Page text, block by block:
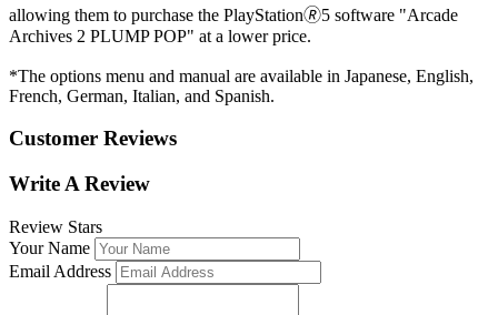
allowing them to purchase the PlayStation🄬5 software "Arcade
Archives 2 PLUMP POP" at a lower price.
*The options menu and manual are available in Japanese, English,
French, German, Italian, and Spanish.
Customer Reviews
Write A Review
Review Stars
Your Name
Email Address